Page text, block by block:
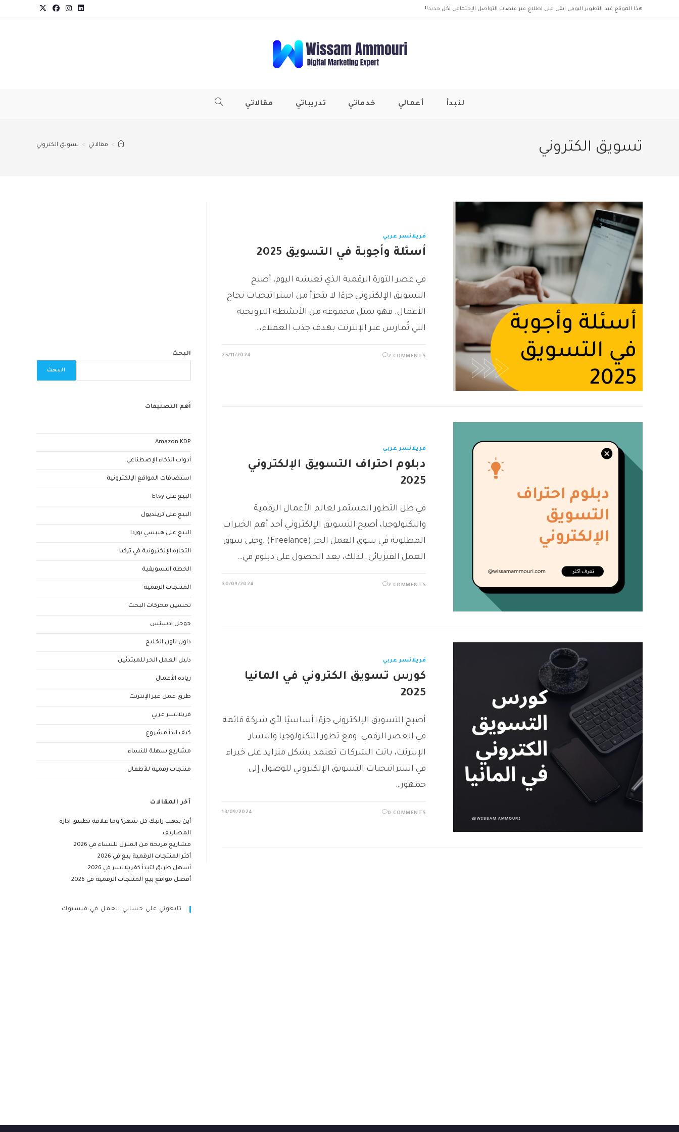
هذا الموقع قيد التطوير اليومي ابقى على اطلاع عبر منصات التواصل الإجتماعي لكل جديد!!
لنبدأ أعمالي خدماتي تدريباتي مقالاتي TOGGLE
تسويق الكتروني > مقالاتي > تسويق الكتروني
فريلانسر عربي
أسئلة وأجوبة في التسويق 2025
في عصر الثورة الرقمية الذي نعيشه اليوم، أصبح
التسويق الإلكتروني جزءًا لا يتجزأ من استراتيجيات نجاح
الأعمال. فهو يمثل مجموعة من الأنشطة الترويجية
التي تُمارس عبر الإنترنت بهدف جذب العملاء،…
2 COMMENTS
25/11/2024
فريلانسر عربي
دبلوم احتراف التسويق الإلكتروني
2025
في ظل التطور المستمر لعالم الأعمال الرقمية
والتكنولوجيا، أصبح التسويق الإلكتروني أحد أهم الخبرات
المطلوبة في سوق العمل الحر (Freelance) ,وحتى سوق
العمل الفيزيائي. لذلك، يعد الحصول على دبلوم في…
2 COMMENTS
30/09/2024
فريلانسر عربي
كورس تسويق الكتروني في المانيا
2025
أصبح التسويق الإلكتروني جزءًا أساسيًا لأي شركة قائمة
في العصر الرقمي. ومع تطور التكنولوجيا وانتشار
الإنترنت، باتت الشركات تعتمد بشكل متزايد على خبراء
في استراتيجيات التسويق الإلكتروني للوصول إلى
جمهور…
0 COMMENTS
13/09/2024
البحث
البحث
أهم التصنيفات
Amazon KDP
أدوات الذكاء الإصطناعي
استضافات المواقع الإلكترونية
البيع على Etsy
البيع على ترينديول
البيع على هيبسي بوردا
التجارة الإلكترونية في تركيا
الخطة التسويقية
المنتجات الرقمية
تحسين محركات البحث
جوجل ادسنس
داون تاون الخليج
دليل العمل الحر للمبتدئين
ريادة الأعمال
طرق عمل عبر الإنترنت
فريلانسر عربي
كيف ابدأ مشروع
مشاريع سهلة للنساء
منتجات رقمية للأطفال
آخر المقالات
أين يذهب راتبك كل شهر؟ وما علاقة تطبيق ادارة
المصاريف
مشاريع مربحة من المنزل للنساء في 2026
أكثر المنتجات الرقمية بيع في 2026
أسهل طريق لتبدأ كفريلانسر في 2026
أفضل مواقع بيع المنتجات الرقمية في 2026
تابعوني على حسابي العمل في فيسبوك